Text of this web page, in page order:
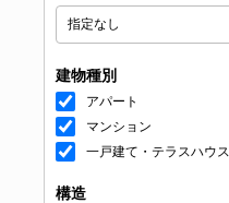
建物種別
アパート
マンション
一戸建て・テラスハウス
構造